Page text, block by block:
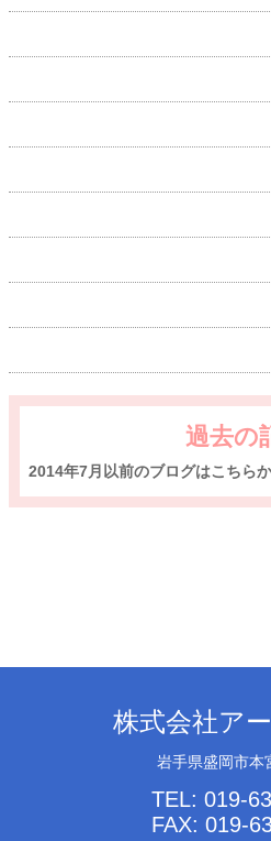
過去の
2014年7月以前のブログはこちらか
株式会社ア
岩手県盛岡市本
TEL: 019-
FAX: 019-